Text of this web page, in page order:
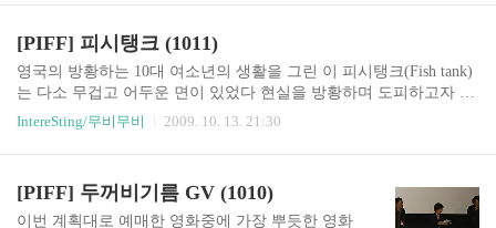
는 시작된다 마음을 가진 공기인형(노조미)는 주인(?)이 집을 떠나면
스스로 옷을 입고 움직이며 세상을 체험하게 된다 비디오대여점에
서 아르바이트도 하며 점차 인간처럼 살아가며 같이 일하는 준이치
에 대한 감정도 생긴다. 공기인형이 바라보는 세상은 따뜻하고 사랑
스럽지만 때론 낯설기만 한 곳이다 현실을 살고있는 사람도 공..
[PIFF] 피시탱크 (1011)
영국의 방황하는 10대 여소년의 생활을 그린 이 피시탱크(Fish tank)
는 다소 무겁고 어두운 면이 있었다 현실을 방황하며 도피하고자 하
는 미아는 결국 현실을 타협하지 않고 떠나버리게 된다 예전에 봤었
던 영국 영화보다 좀 더 어두운 분위기를 들어내는 피시탱크는 미아
arvis, Michael Fassbender, Kierston Wareing, Rebecca Griffiths
IntereSting/무비무비 2009. 10. 13. 21:30
[PIFF] 두꺼비기름 GV (1010)
이번 계획대로 예매한 영화중에 가장 뿌듯한 영화